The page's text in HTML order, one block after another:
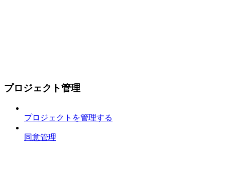
プロジェクト管理
プロジェクトを管理する
同意管理